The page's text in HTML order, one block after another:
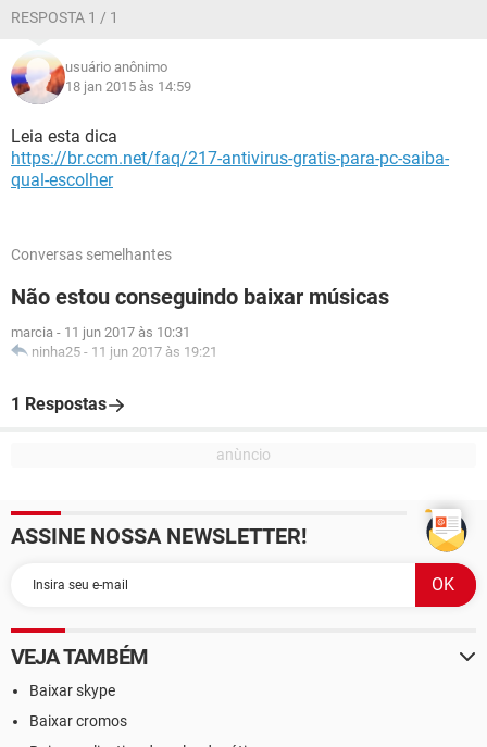
RESPOSTA 1 / 1
usuário anônimo
18 jan 2015 às 14:59
Leia esta dica
https://br.ccm.net/faq/217-antivirus-gratis-para-pc-saiba-
qual-escolher
Conversas semelhantes
Não estou conseguindo baixar músicas
marcia - 11 jun 2017 às 10:31
ninha25 - 11 jun 2017 às 19:21
1 Respostas
ASSINE NOSSA NEWSLETTER!
VEJA TAMBÉM
Baixar skype
Baixar cromos